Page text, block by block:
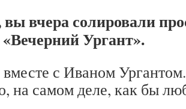
вчера солировали
Ургант».
с Иваном Ургантом.
на самом деле, как бы